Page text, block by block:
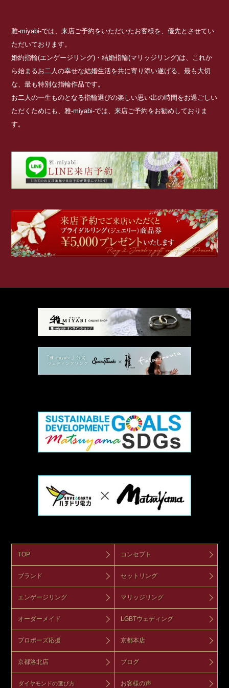
雅-miyabi-では、来店ご予約をいただいたお客様を、優先とさせてい
ただいております。
婚約指輪(エンゲージリング)・結婚指輪(マリッジリング)は、これか
ら始まるお二人の幸せな結婚生活を共に寄り添い遂げる、最も大切
な、最も特別な指輪作品です。
お二人の一生ものとなる指輪選びの楽しい思い出の時間をお過ごしい
ただくためにも、雅-miyabi-では、来店ご予約をお勧めしておりま
す。
TOP コンセプト
ブランド セットリング
エンゲージリング マリッジリング
オーダーメイド LGBTウェディング
プロポーズ応援 京都本店
京都洛北店 ブログ
ダイヤモンドの選び方 お客様の声